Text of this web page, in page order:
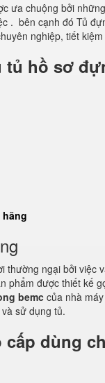
ưa chuộng bởi
. bên cạnh đó Tủ
nghiệp, tiết
tủ hồ sơ
thường ngại bởi việc
phẩm được thiết kế
bemc của nhà
sử dụng tủ.
cấp dùng